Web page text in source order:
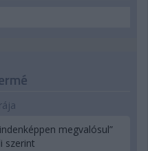
megvalósul”
szerint